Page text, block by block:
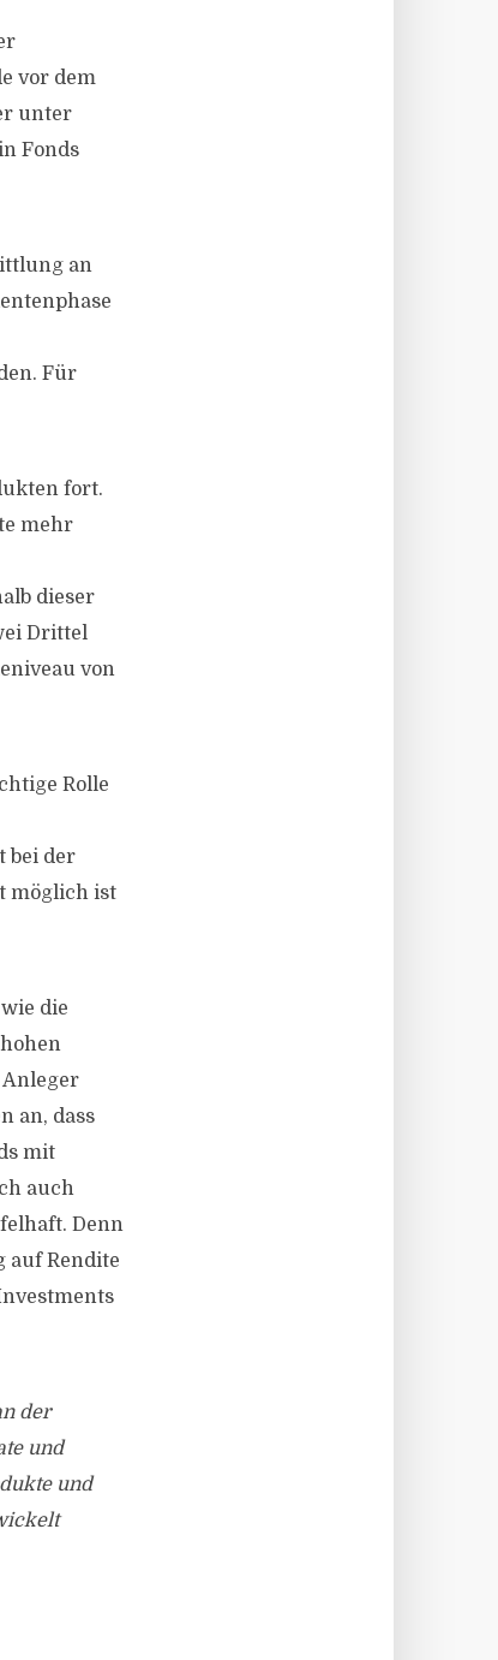
vor dem
unter
Fonds
an
Für
fort.
mehr
dieser
Drittel
von
Rolle
bei der
möglich ist
die
an, dass
mit
auch
Denn
auf Rendite
der
und
und